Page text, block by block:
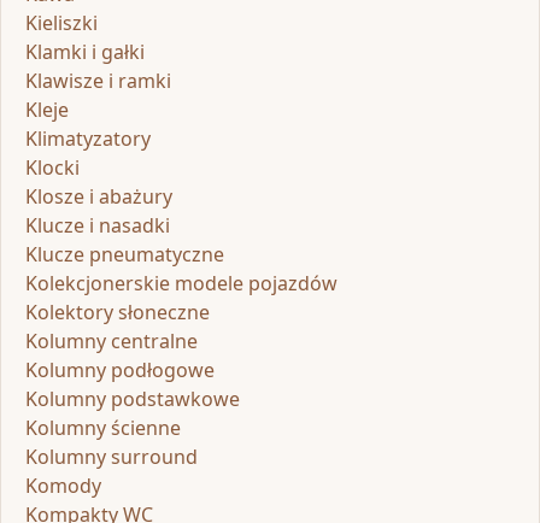
Kieliszki
Klamki i gałki
Klawisze i ramki
Kleje
Klimatyzatory
Klocki
Klosze i abażury
Klucze i nasadki
Klucze pneumatyczne
Kolekcjonerskie modele pojazdów
Kolektory słoneczne
Kolumny centralne
Kolumny podłogowe
Kolumny podstawkowe
Kolumny ścienne
Kolumny surround
Komody
Kompakty WC